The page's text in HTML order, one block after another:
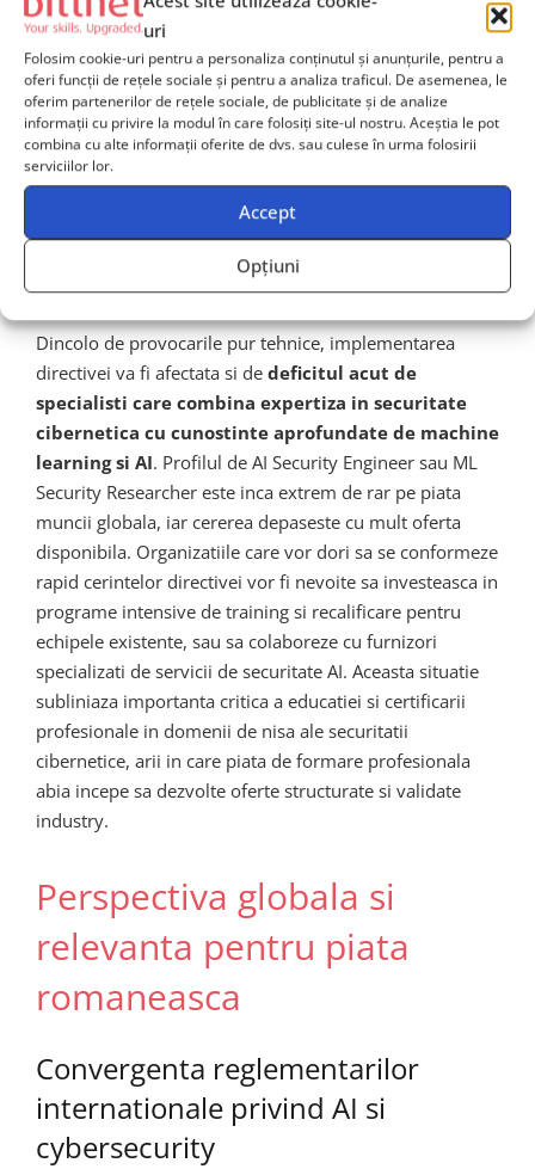
uri
Folosim cookie-uri pentru a personaliza conținutul și anunțurile, pentru a
oferi funcții de rețele sociale și pentru a analiza traficul. De asemenea, le
oferim partenerilor de rețele sociale, de publicitate și de analize
informații cu privire la modul în care folosiți site-ul nostru. Aceștia le pot
combina cu alte informații oferite de dvs. sau culese în urma folosirii
serviciilor lor.
Accept
Opțiuni
sistemelor AI, cu consecinte grave asupra
confidentialitatii datelor si integritatii proceselor de
afaceri. Directiva CISA va trebui sa adreseze aceasta
suprafata de atac extinsa prin cerinte specifice de
hardening al componentelor periferice ale
ecosistemului AI
Deficitul de specialisti in AI
Security
Dincolo de provocarile pur tehnice, implementarea
directivei va fi afectata si de deficitul acut de
specialisti care combina expertiza in securitate
cibernetica cu cunostinte aprofundate de machine
learning si AI. Profilul de AI Security Engineer sau ML
Security Researcher este inca extrem de rar pe piata
muncii globala, iar cererea depaseste cu mult oferta
disponibila. Organizatiile care vor dori sa se conformeze
rapid cerintelor directivei vor fi nevoite sa investeasca in
programe intensive de training si recalificare pentru
echipele existente, sau sa colaboreze cu furnizori
specializati de servicii de securitate AI. Aceasta situatie
subliniaza importanta critica a educatiei si certificarii
profesionale in domenii de nisa ale securitatii
cibernetice, arii in care piata de formare profesionala
abia incepe sa dezvolte oferte structurate si validate
industry.
Perspectiva globala si
relevanta pentru piata
romaneasca
Convergenta reglementarilor
internationale privind AI si
cybersecurity